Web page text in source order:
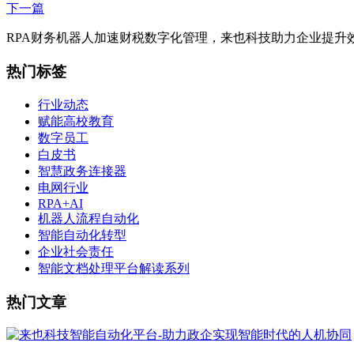
下一篇
RPA财务机器人加速财税数字化管理，来也科技助力企业提升
热门标签
行业动态
赋能高校教育
数字员工
白皮书
智慧政务连接器
电网行业
RPA+AI
机器人流程自动化
智能自动化转型
企业社会责任
智能文档处理平台解读系列
热门文章